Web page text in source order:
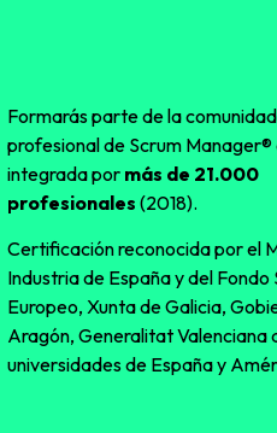
Formarás parte de la comunidad
profesional de Scrum
integrada por más de 21.000
profesionales (2018).
Certificación reconocida por el
Industria de España y del Fondo
Europeo, Xunta de Galicia,
Aragón, Generalitat Valenciana
universidades de España y